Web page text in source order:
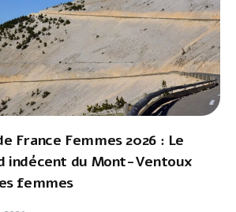
France Femmes 2026 : Le
indécent du Mont-Ventoux
femmes